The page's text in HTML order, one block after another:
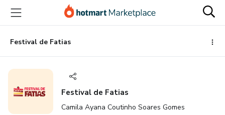
para
conteúdo
principal
para
pagamento
para
rodapé
Festival de Fatias
Festival de Fatias
Camila Ayana Coutinho Soares Gomes